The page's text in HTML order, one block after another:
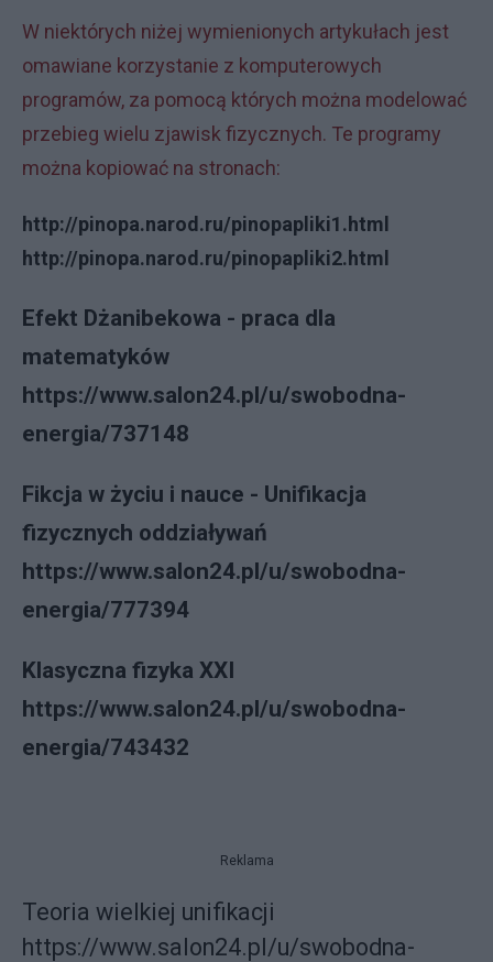
W niektórych niżej wymienionych artykułach jest
omawiane korzystanie z komputerowych
programów, za pomocą których można modelować
przebieg wielu zjawisk fizycznych. Te programy
można kopiować na stronach:
http://pinopa.narod.ru/pinopapliki1.html
http://pinopa.narod.ru/pinopapliki2.html
Efekt Dżanibekowa - praca dla
matematyków
https://www.salon24.pl/u/swobodna-
energia/737148
Fikcja w życiu i nauce - Unifikacja
fizycznych oddziaływań
https://www.salon24.pl/u/swobodna-
energia/777394
Klasyczna fizyka XXI
https://www.salon24.pl/u/swobodna-
energia/743432
Reklama
Teoria wielkiej unifikacji
https://www.salon24.pl/u/swobodna-